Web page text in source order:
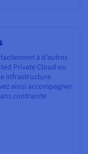
à d’autres
Private Cloud ou
infrastructure
ainsi accompagner
contrainte